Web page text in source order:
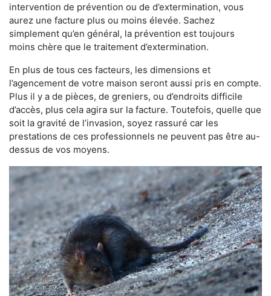
intervention de prévention ou de d’extermination, vous
aurez une facture plus ou moins élevée. Sachez
simplement qu’en général, la prévention est toujours
moins chère que le traitement d’extermination.
En plus de tous ces facteurs, les dimensions et
l’agencement de votre maison seront aussi pris en compte.
Plus il y a de pièces, de greniers, ou d’endroits difficile
d’accès, plus cela agira sur la facture. Toutefois, quelle que
soit la gravité de l’invasion, soyez rassuré car les
prestations de ces professionnels ne peuvent pas être au-
dessus de vos moyens.